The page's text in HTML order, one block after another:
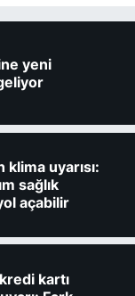
yeni
uyarısı:
sağlık
açabilir
kartı